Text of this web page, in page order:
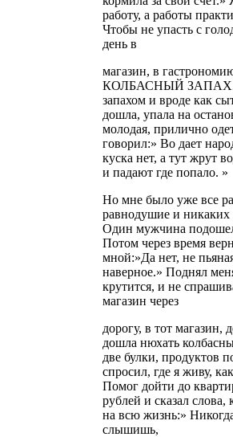
работу, а работы
Чтобы не упасть с
день в
магазин, в
КОЛБАСНЫЙ ЗАПАХ.
запахом и вроде как
дошла, упала на
молодая, прилично
говорил:» Во дает
куска нет, а тут жрут
и падают где попало. »
Но мне было уже все
равнодушие и
Один мужчина
Потом через время
мной:»Да нет, не
наверное.» Поднял
крутится, и не
магазин через
дорогу, в тот магазин,
дошла нюхать
две булки, продуктов
спросил, где я живу,
Помог дойти до
рублей и сказал слова,
на всю жизнь:»
слышишь,